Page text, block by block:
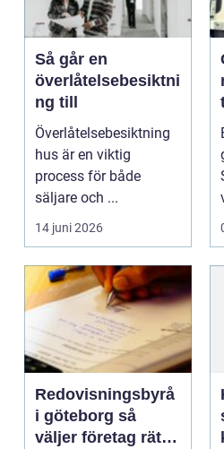
Så går en
överlåtelsebesiktni
ng till
Överlåtelsebesiktning
hus är en viktig
process för både
säljare och ...
14 juni 2026
Redovisningsbyrå
i göteborg så
väljer företag rätt